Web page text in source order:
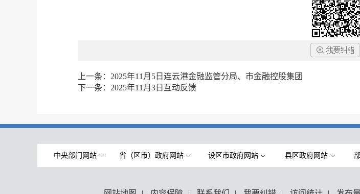
上一条： 2025年11月5日连云港金融监管分局、市金融控股集团
下一条： 2025年11月3日互动反馈
中央部门网站 省（区市）政府网站 设区市政府网站 县区政府网站